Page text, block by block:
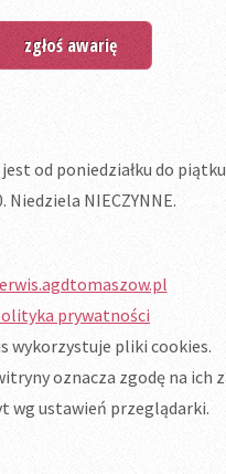
zgłoś awarię
od poniedziałku do
Niedziela NIECZYNNE.
prywatności
wykorzystuje pliki cookies.
oznacza zgodę na ich
wg ustawień przeglądarki.